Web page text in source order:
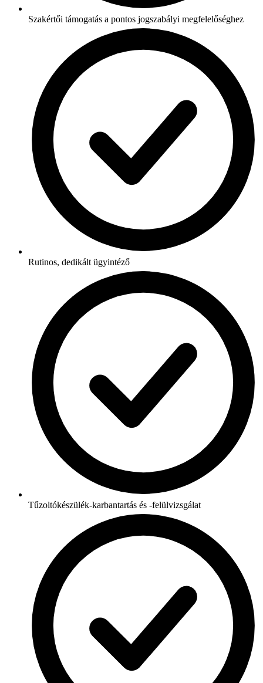
Szakértői támogatás a pontos jogszabályi megfelelőséghez
Rutinos, dedikált ügyintéző
Tűzoltókészülék-karbantartás és -felülvizsgálat